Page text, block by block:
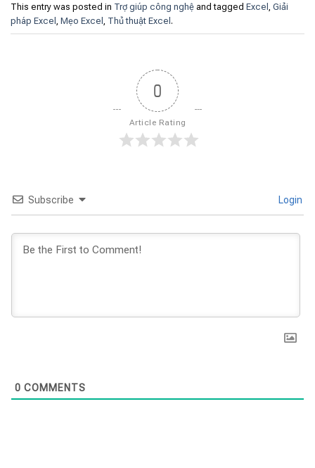
This entry was posted in Trợ giúp công nghệ and tagged Excel
Giải
pháp Excel
Mẹo Excel Thủ thuật Excel .
0
Article Rating
Subscribe Login
0 COMMENTS